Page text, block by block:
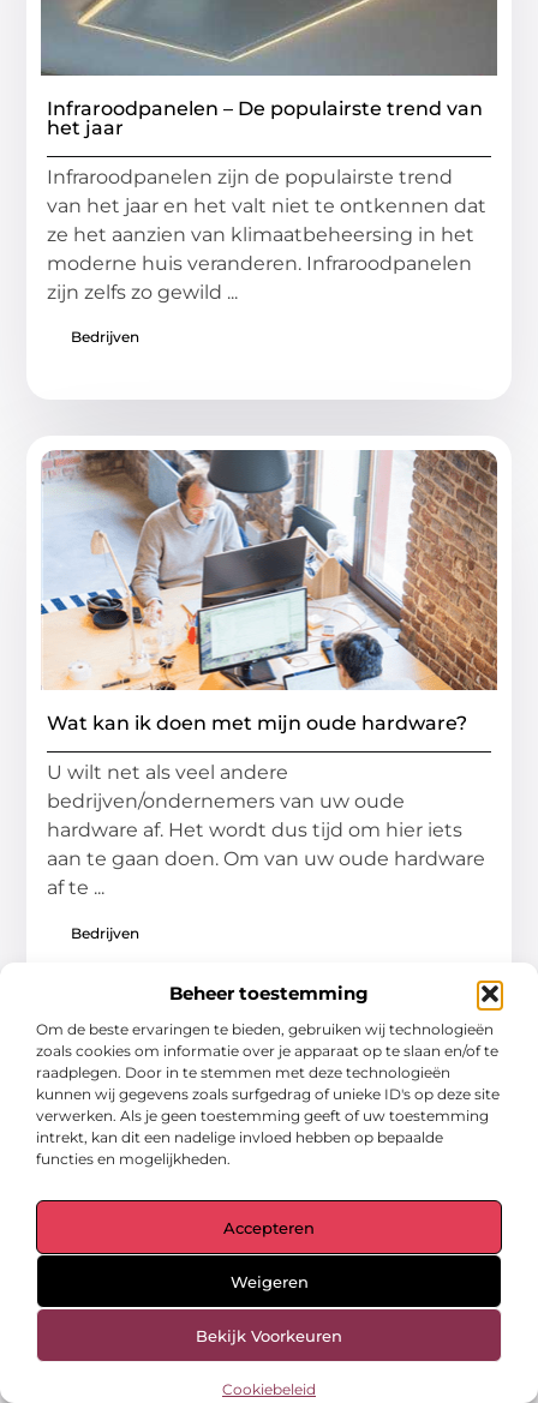
Beheer toestemming
Om de beste ervaringen te bieden, gebruiken wij technologieën
zoals cookies om informatie over je apparaat op te slaan en/of te
raadplegen. Door in te stemmen met deze technologieën
kunnen wij gegevens zoals surfgedrag of unieke ID's op deze site
verwerken. Als je geen toestemming geeft of uw toestemming
intrekt, kan dit een nadelige invloed hebben op bepaalde
functies en mogelijkheden.
Accepteren
Weigeren
Bekijk Voorkeuren
Cookiebeleid
Infraroodpanelen – De populairste trend van
het jaar
Infraroodpanelen zijn de populairste trend
van het jaar en het valt niet te ontkennen dat
ze het aanzien van klimaatbeheersing in het
moderne huis veranderen. Infraroodpanelen
zijn zelfs zo gewild ...
Bedrijven
Wat kan ik doen met mijn oude hardware?
U wilt net als veel andere
bedrijven/ondernemers van uw oude
hardware af. Het wordt dus tijd om hier iets
aan te gaan doen. Om van uw oude hardware
af te ...
Bedrijven
Een babyshower organiseren
De geboorte van een kind is altijd een